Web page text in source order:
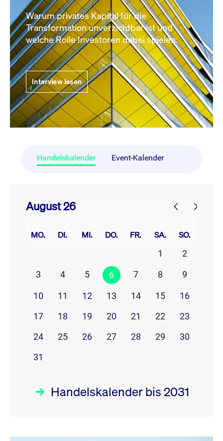
Warum privates Kapital für die
Transformation unverzichtbar ist und
welche Rolle Investoren dabei spielen.
Interview lesen
Handelskalender Event-Kalender
August 26
MO. DI. MI. DO. FR. SA. SO.
1
2
3
4 5 6 7 8 9
10 11 12 13 14 15
16
17
18 19 20 21 22
23
24
25 26 27 28 29
30
31
Handelskalender bis 2031